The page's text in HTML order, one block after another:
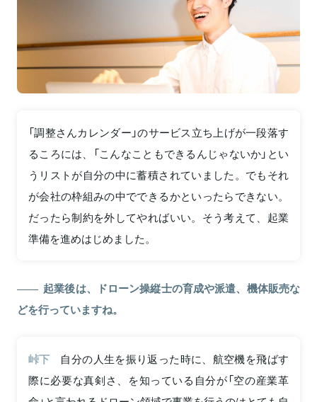
「調整さんカレンダー」のサービス立ち上げが一段落す
るころには、「こんなこともできるんじゃないか」とい
うリストが自分の中に蓄積されていました。でもそれ
が会社の枠組みの中でできるかといったらできない。
だったら制約を外してやればいい。そう考えて、起業
準備を進めはじめました。
起業後は、ドローン操縦士の育成や派遣、機体販売な
どを行っていますね。
峠下
自分の人生を振り返った時に、航空機を飛ばす
際に必要な真剣さ、を知っている自分が「空の産業革